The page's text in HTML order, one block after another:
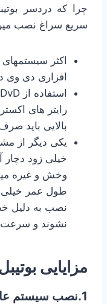
چرا که دردسر
سریع سراغ نصب
اکثر
افزاری دی وی
رایتر های
بالایی باید
یکی دیگر از
خیلی زود
وخش و غیره
طول عمر خیلی
نصب به دلیل
نشوند و
مزایایی
1.نصب سیستم عامل ها: